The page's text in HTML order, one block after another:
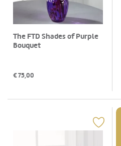
The FTD Shades of Purple
Bouquet
€75,00